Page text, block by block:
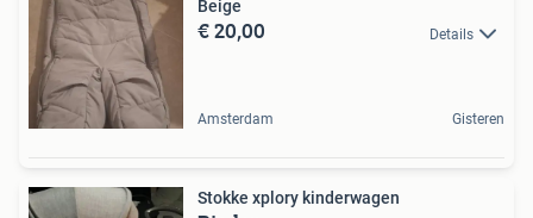
Beige
€ 20,00 Details
Amsterdam Gisteren
Stokke xplory kinderwagen